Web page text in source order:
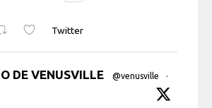
Twitter
DE VENUSVILLE @venusville
·